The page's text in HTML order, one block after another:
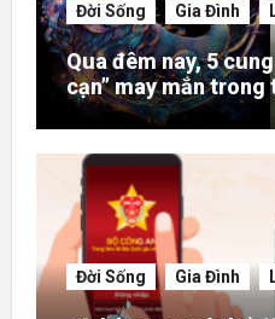
Đời Sống Gia Đình
Qua đêm nay, 5
cạn” may mắn
– danh rực rỡ hơn
Đời Sống Gia Đình